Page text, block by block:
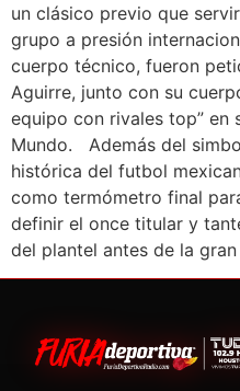
un clásico previo que
grupo a presión
cuerpo técnico, fueron
Aguirre, junto con su
equipo con rivales top” en
Mundo. Además del
histórica del futbol
como termómetro final
definir el once titular y
del plantel antes de la